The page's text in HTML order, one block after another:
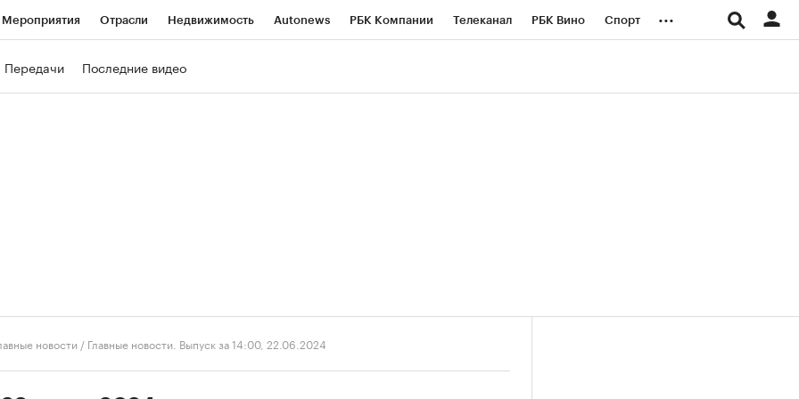
Мероприятия Отрасли Недвижимость Autonews РБК Компании Телеканал РБК Вино Спорт ...
Передачи Последние видео
новости / Главные новости. Выпуск за 14:00, 22.06.2024